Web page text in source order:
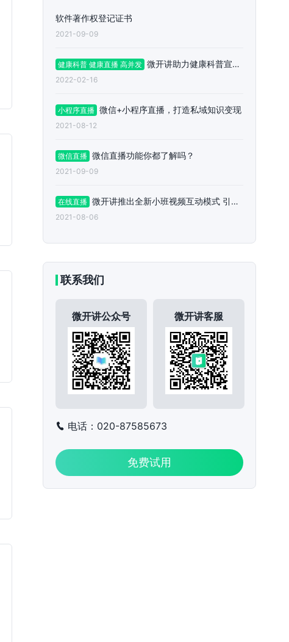
软件著作权登记证书
2021-09-09
健康科普 健康直播 高并发 微开讲助力健康科普宣传直播4W+人超高并发量
2022-02-16
小程序直播 微信+小程序直播，打造私域知识变现
2021-08-12
微信直播 微信直播功能你都了解吗？
2021-09-09
在线直播 微开讲推出全新小班视频互动模式 引领在线直播新趋势
2021-08-06
联系我们
微开讲公众号 微开讲客服
电话：020-87585673
免费试用